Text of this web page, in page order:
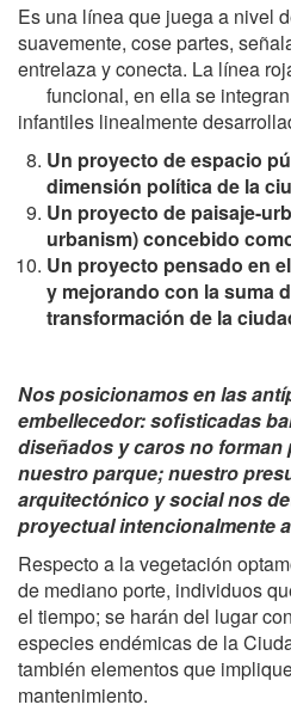
Es una línea que juega a nivel
suavemente, cose partes,
entrelaza y conecta. La
funcional, en ella se
infantiles linealmente
Un proyecto de espacio
dimensión política de la
Un proyecto de paisaje-
urbanism) concebido
Un proyecto pensado en
y mejorando con la suma
transformación de la
Nos posicionamos en las
embellecedor: sofisticadas
diseñados y caros no forman
nuestro parque; nuestro
arquitectónico y social nos
proyectual intencionalmente
Respecto a la vegetación
de mediano porte, individuos
el tiempo; se harán del lugar
especies endémicas de la
también elementos que
mantenimiento.